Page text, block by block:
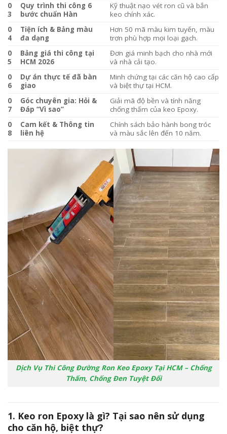
0
3
Quy trình thi công 6
bước chuẩn Hàn
Kỹ thuật nạo vét ron cũ và bắn
keo chính xác.
0
4
Tiện ích & Bảng màu
đa dạng
Hơn 50 mã màu kim tuyến, màu
trơn phù hợp mọi loại gạch.
0
5
Bảng giá thi công tại
HCM 2026
Đơn giá minh bạch cho nhà mới
và nhà cải tạo.
0
6
Dự án thực tế đã bàn
giao
Minh chứng tại các căn hộ cao cấp
và biệt thự tại HCM.
0
7
Góc chuyên gia: Hỏi &
Đáp “Vì sao”
Giải mã độ bền và tính năng
chống thấm của keo Epoxy.
0
8
Cam kết & Thông tin
liên hệ
Chính sách bảo hành bong tróc
và màu sắc lên đến 10 năm.
Dịch Vụ Thi Công Đường Ron Keo Epoxy Tại HCM – Chống
Thấm, Chống Đen Tuyệt Đối
1. Keo ron Epoxy là gì? Tại sao nên sử dụng
cho căn hộ, biệt thự?